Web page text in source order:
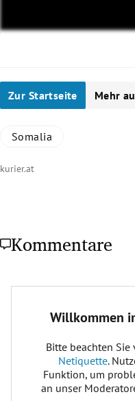
Zur Startseite Mehr
Somalia
kurier.at
Kommentare